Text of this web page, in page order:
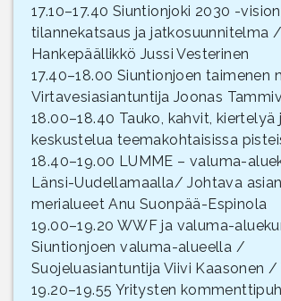
17.10–17.40 Siuntionjoki 2030 -vision
tilannekatsaus ja jatkosuunnitelma /
Hankepäällikkö Jussi Vesterinen
17.40–18.00 Siuntionjoen taimenen
Virtavesiasiantuntija Joonas
18.00–18.40 Tauko, kahvit, kiertelyä
keskustelua teemakohtaisissa
18.40–19.00 LUMME – valuma-
Länsi-Uudellamaalla/ Johtava
merialueet Anu Suonpää-Espinola
19.00–19.20 WWF ja valuma-
Siuntionjoen valuma-alueella /
Suojeluasiantuntija Viivi Kaasonen
19.20–19.55 Yritysten